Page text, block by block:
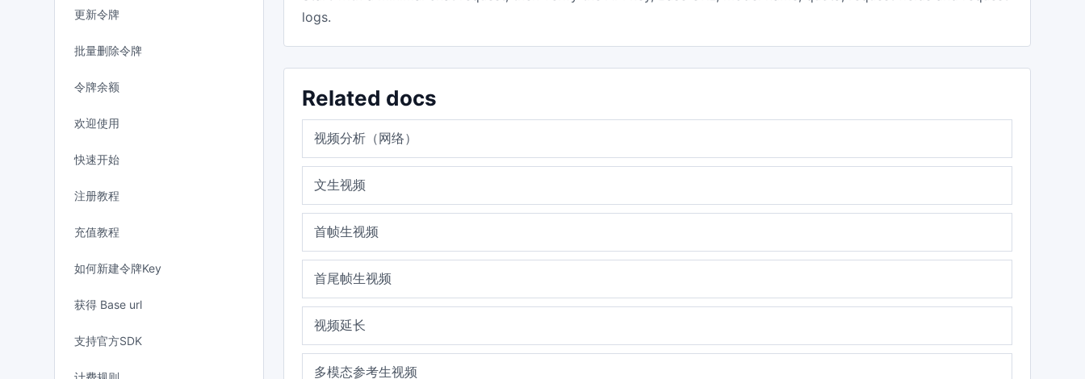
更新令牌
批量删除令牌
令牌余额
欢迎使用
快速开始
注册教程
充值教程
如何新建令牌Key
获得 Base url
支持官方SDK
logs.
Related docs
视频分析（网络）
文生视频
首帧生视频
首尾帧生视频
视频延长
多模态参考生视频